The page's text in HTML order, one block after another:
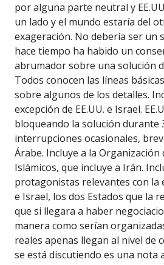
por alguna parte neutral y
un lado y el mundo estaría del
exageración. No debería ser un
hace tiempo ha habido un
abrumador sobre una solución
Todos conocen las líneas
sobre algunos de los detalles.
excepción de EE.UU. e Israel.
bloqueando la solución durante
interrupciones ocasionales,
Árabe. Incluye a la Organización
Islámicos, que incluye a Irán.
protagonistas relevantes con la
e Israel, los dos Estados que la
que si llegara a haber
manera como serían
reales apenas llegan al nivel de
se está discutiendo es una nota